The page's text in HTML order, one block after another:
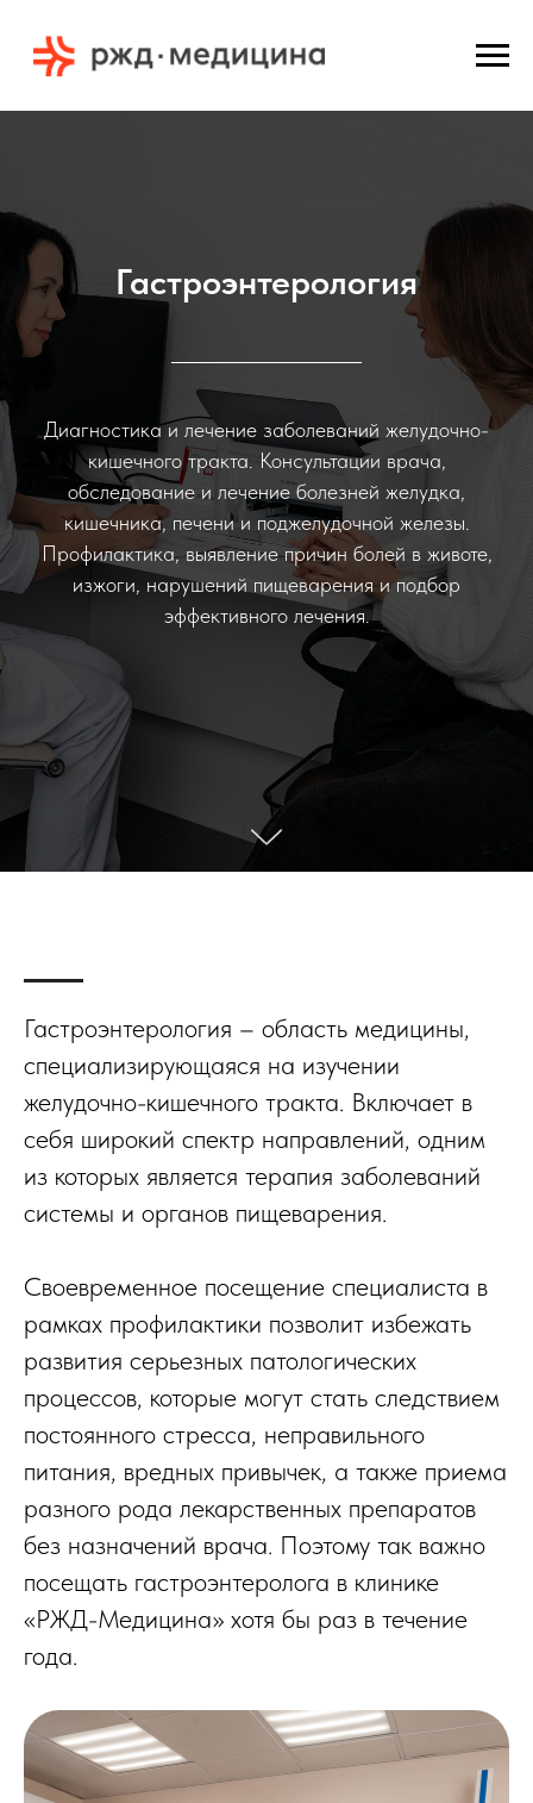
Гастроэнтерология
Диагностика и лечение заболеваний желудочно-
кишечного тракта. Консультации врача,
обследование и лечение болезней желудка,
кишечника, печени и поджелудочной железы.
Профилактика, выявление причин болей в животе,
изжоги, нарушений пищеварения и подбор
эффективного лечения.
Гастроэнтерология – область медицины,
специализирующаяся на изучении
желудочно-кишечного тракта. Включает в
себя широкий спектр направлений, одним
из которых является терапия заболеваний
системы и органов пищеварения.
Своевременное посещение специалиста в
рамках профилактики позволит избежать
развития серьезных патологических
процессов, которые могут стать следствием
постоянного стресса, неправильного
питания, вредных привычек, а также приема
разного рода лекарственных препаратов
без назначений врача. Поэтому так важно
посещать гастроэнтеролога в клинике
«РЖД-Медицина» хотя бы раз в течение
года.